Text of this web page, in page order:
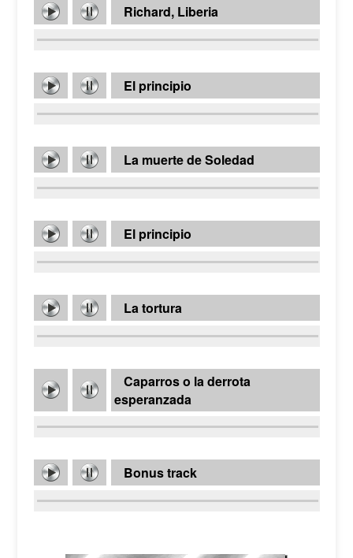
Richard, Liberia
El principio
La muerte de Soledad
El principio
La tortura
Caparros o la derrota
esperanzada
Bonus track